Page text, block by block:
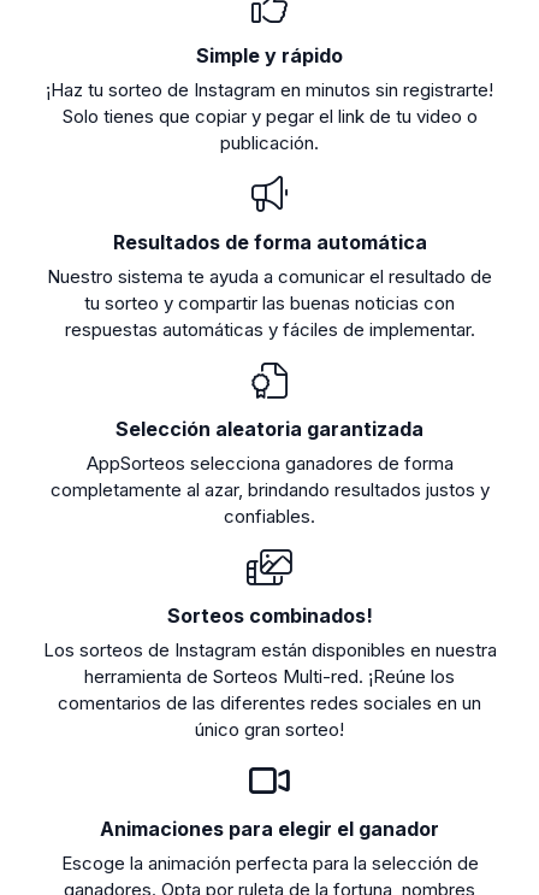
Simple y rápido
¡Haz tu sorteo de Instagram en minutos sin registrarte!
Solo tienes que copiar y pegar el link de tu video o
publicación.
Resultados de forma automática
Nuestro sistema te ayuda a comunicar el resultado de
tu sorteo y compartir las buenas noticias con
respuestas automáticas y fáciles de implementar.
Selección aleatoria garantizada
AppSorteos selecciona ganadores de forma
completamente al azar, brindando resultados justos y
confiables.
Sorteos combinados!
Los sorteos de Instagram están disponibles en nuestra
herramienta de Sorteos Multi-red. ¡Reúne los
comentarios de las diferentes redes sociales en un
único gran sorteo!
Animaciones para elegir el ganador
Escoge la animación perfecta para la selección de
ganadores. Opta por ruleta de la fortuna, nombres